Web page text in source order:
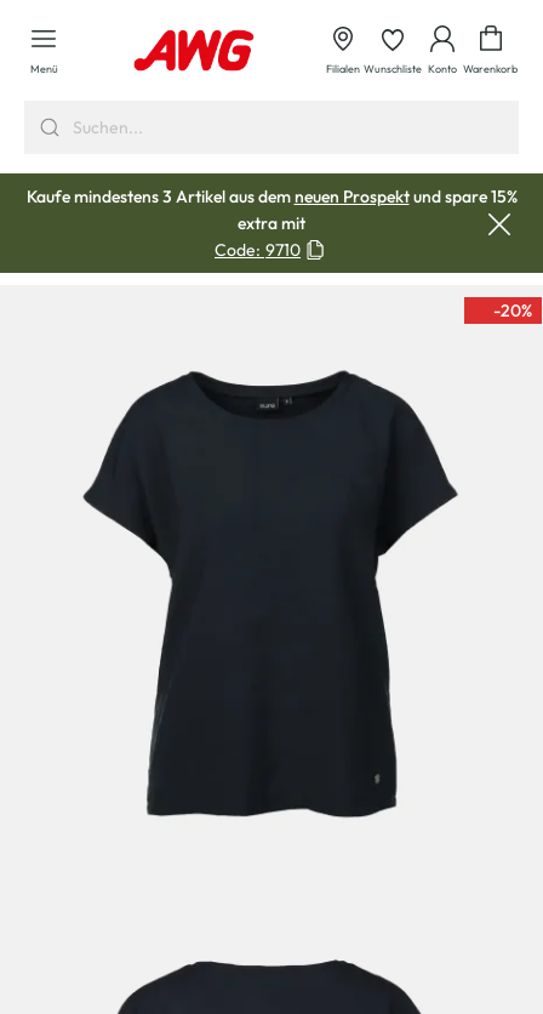
springen
Menü Filialen Wunschliste Konto Warenkorb
Kaufe mindestens 3 Artikel aus demneuen Prospektund spare 15%
extra mit
Code: 9710
-20%